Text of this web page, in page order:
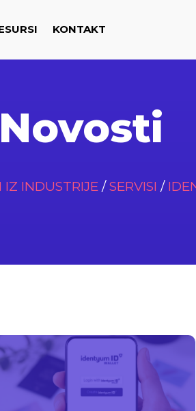
KONTAKT
Novosti
IZ INDUSTRIJE /SERVISI /